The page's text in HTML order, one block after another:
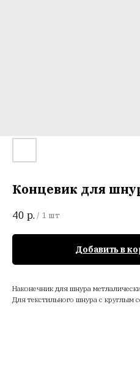
Концевик для
40 р. / 1 шт
Добавить в
Наконечник для шнура
Для текстильного шнура с круглым